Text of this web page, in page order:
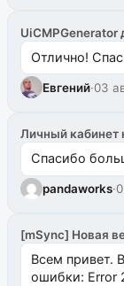
UiCMPGenerator
Отлично!
Евгений·03
Личный кабинет
Спасибо
pandaworks·
[mSync] Новая
Всем привет.
ошибки: Error